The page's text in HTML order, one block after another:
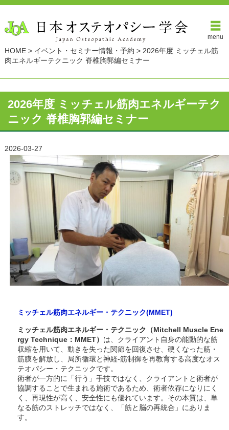
menu
HOME> イベント・セミナー情報・予約 > 2026年度 ミッチェル筋
肉エネルギーテクニック 脊椎胸郭編セミナー
2026年度 ミッチェル筋肉エネルギーテク
ニック 脊椎胸郭編セミナー
2026-03-27
ミッチェル筋肉エネルギー・テクニック(MMET)
ミッチェル筋肉エネルギー・テクニック（Mitchell Muscle Ene
rgy Technique：MMET） は、クライアント自身の能動的な筋
収縮を用いて、動きを失った関節を回復させ、硬くなった筋・
筋膜を解放し、局所循環と神経‐筋制御を再教育する高度なオス
テオパシー・テクニックです。
術者が一方的に「行う」手技ではなく、クライアントと術者が
協調することで生まれる施術であるため、術者依存になりにく
く、再現性が高く、安全性にも優れています。その本質は、単
なる筋のストレッチではなく、「筋と脳の再統合」にありま
す。